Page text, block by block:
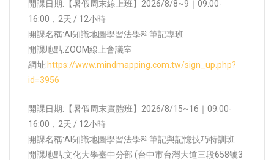
開課日期:【暑假周末線上班】2026/8/8~9｜09:00-
16:00，2天 / 12小時
開課名稱:AI知識地圖學習法學科筆記專班
開課地點:ZOOM線上會議室
網址:https://www.mindmapping.com.tw/sign_up.php?
id=3956
開課日期:【暑假周末實體班】2026/8/15~16｜09:00-
16:00，2天 / 12小時
開課名稱:AI知識地圖學習法學科筆記與記憶技巧特訓班
開課地點:文化大學臺中分部 (台中市台灣大道三段658號3